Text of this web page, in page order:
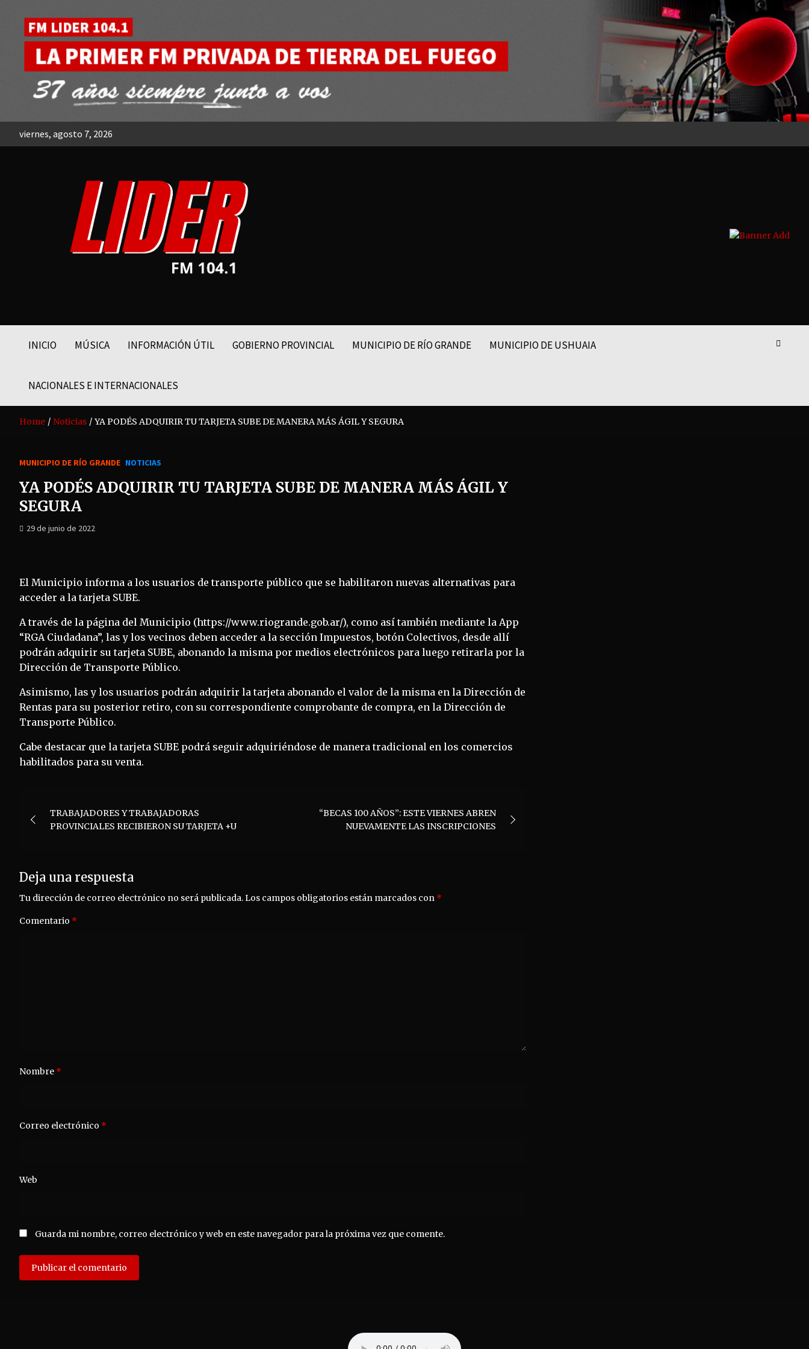
content
viernes, agosto 7, 2026
FM LIDER 104.1
INICIO MÚSICA INFORMACIÓN ÚTIL GOBIERNO PROVINCIAL MUNICIPIO DE RÍO GRANDE MUNICIPIO DE USHUAIA
NACIONALES E INTERNACIONALES
Home Noticias YA PODÉS ADQUIRIR TU TARJETA SUBE DE MANERA MÁS ÁGIL Y SEGURA
MUNICIPIO DE RÍO GRANDE NOTICIAS
YA PODÉS ADQUIRIR TU TARJETA SUBE DE MANERA MÁS ÁGIL Y
SEGURA
29 de junio de 2022
El Municipio informa a los usuarios de transporte público que se habilitaron nuevas alternativas para
acceder a la tarjeta SUBE.
A través de la página del Municipio (https://www.riogrande.gob.ar/), como así también mediante la App
“RGA Ciudadana”, las y los vecinos deben acceder a la sección Impuestos, botón Colectivos, desde allí
podrán adquirir su tarjeta SUBE, abonando la misma por medios electrónicos para luego retirarla por la
Dirección de Transporte Público.
Asimismo, las y los usuarios podrán adquirir la tarjeta abonando el valor de la misma en la Dirección de
Rentas para su posterior retiro, con su correspondiente comprobante de compra, en la Dirección de
Transporte Público.
Cabe destacar que la tarjeta SUBE podrá seguir adquiriéndose de manera tradicional en los comercios
habilitados para su venta.
de
TRABAJADORES Y TRABAJADORAS
PROVINCIALES RECIBIERON SU TARJETA +U
“BECAS 100 AÑOS”: ESTE VIERNES ABREN
NUEVAMENTE LAS INSCRIPCIONES
Deja una respuesta
Tu dirección de correo electrónico no será publicada.Los campos obligatorios están marcados con *
Comentario *
Nombre *
Correo electrónico *
Web
Guarda mi nombre, correo electrónico y web en este navegador para la próxima vez que comente.